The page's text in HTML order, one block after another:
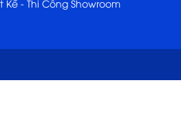
Kế - Thi Công Showroom